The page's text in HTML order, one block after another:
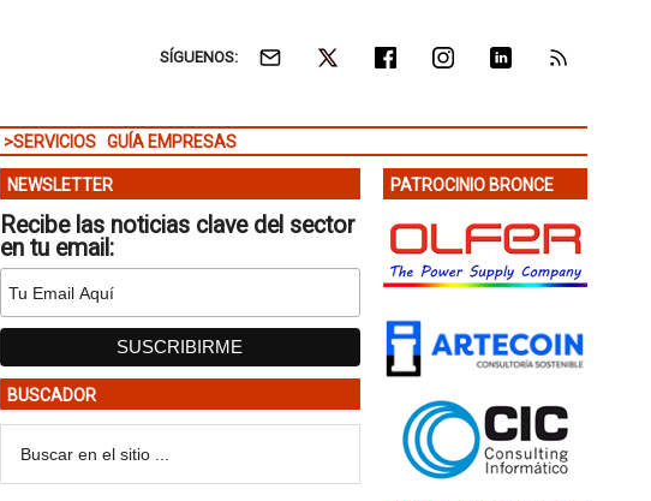
SÍGUENOS:
>SERVICIOS GUÍA EMPRESAS
NEWSLETTER
Recibe las noticias clave del sector
en tu email:
BUSCADOR
PATROCINIO BRONCE